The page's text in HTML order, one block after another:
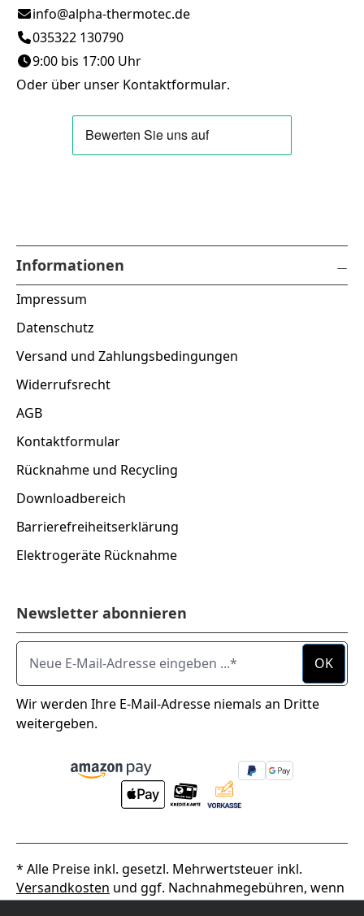
info@alpha-thermotec.de
035322 130790
9:00 bis 17:00 Uhr
Oder über unser Kontaktformular.
Informationen
Impressum
Datenschutz
Versand und Zahlungsbedingungen
Widerrufsrecht
AGB
Kontaktformular
Rücknahme und Recycling
Downloadbereich
Barrierefreiheitserklärung
Elektrogeräte Rücknahme
Newsletter abonnieren
Neue E-Mail-Adresse eingeben ...
OK
Wir werden Ihre E-Mail-Adresse niemals an Dritte
weitergeben.
* Alle Preise inkl. gesetzl. Mehrwertsteuer inkl.
Versandkosten und ggf. Nachnahmegebühren, wenn
nicht anders angegeben.